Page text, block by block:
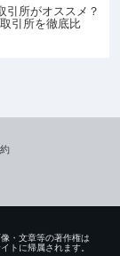
引所がオススメ？
引所を徹底比
・文章等の著作権は
トに帰属されます。